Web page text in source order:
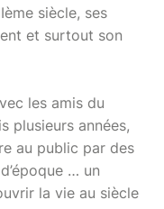
siècle, ses
et surtout son
les amis du
plusieurs années,
au public par des
… un
la vie au siècle